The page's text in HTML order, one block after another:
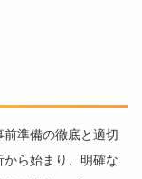
前準備の徹底と適切
ら始まり、明確な